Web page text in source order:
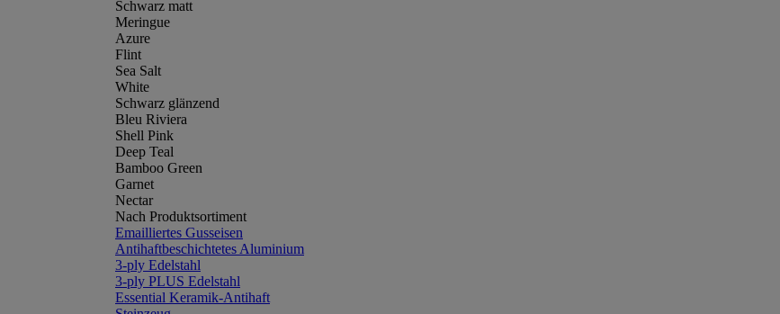
Schwarz matt
Meringue
Azure
Flint
Sea Salt
White
Schwarz glänzend
Bleu Riviera
Shell Pink
Deep Teal
Bamboo Green
Garnet
Nectar
Nach Produktsortiment
Emailliertes Gusseisen
Antihaftbeschichtetes Aluminium
3-ply Edelstahl
3-ply PLUS Edelstahl
Essential Keramik-Antihaft